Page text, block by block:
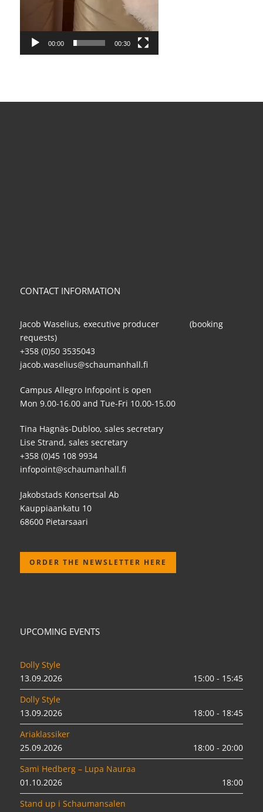
00:00 00:30
CONTACT INFORMATION
Jacob Waselius, executive producer (booking
requests)
+358 (0)50 3535043
jacob.waselius@schaumanhall.fi
Campus Allegro Infopoint is open
Mon 9.00-16.00 and Tue-Fri 10.00-15.00
Tina Hagnäs-Dubloo, sales secretary
Lise Strand, sales secretary
+358 (0)45 108 9934
infopoint@schaumanhall.fi
Jakobstads Konsertsal Ab
Kauppiaankatu 10
68600 Pietarsaari
ORDER THE NEWSLETTER HERE
UPCOMING EVENTS
Dolly Style
13.09.2026
15:00 - 15:45
Dolly Style
13.09.2026
18:00 - 18:45
Ariaklassiker
25.09.2026
18:00 - 20:00
Sami Hedberg – Lupa Nauraa
01.10.2026
18:00
Stand up i Schaumansalen